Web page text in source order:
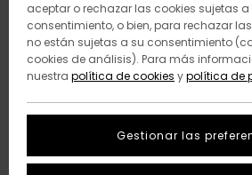
aceptar o rechazar las cookies sujetas a
consentimiento, o bien, para rechazar
no están sujetas a su consentimiento
cookies de análisis). Para más
nuestra política de cookies ypolítica de
Gestionar las